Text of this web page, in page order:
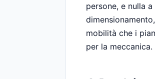
persone, e nulla
mobilità che i
per la meccanica.